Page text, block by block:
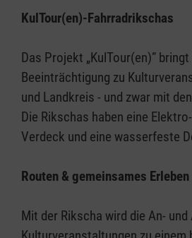
KulTour(en)-Fahrradrikschas
Das Projekt „KulTour(en)”
Beeinträchtigung zu
und Landkreis - und zwar mit
Die Rikschas haben eine
Verdeck und eine wasserfeste
Routen & gemeinsames Erleben
Mit der Rikscha wird die An-